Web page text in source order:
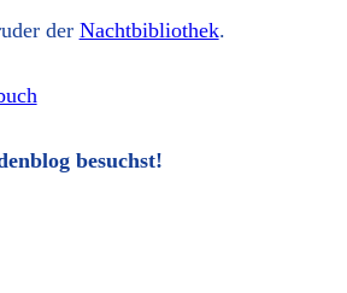
der Nachtbibliothek.
besuchst!